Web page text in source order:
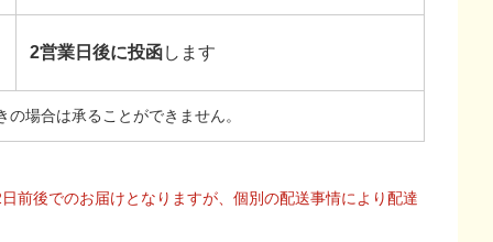
2営業日後に投函します
場合は承ることができません。
前後でのお届けとなりますが、個別の配送事情により配達